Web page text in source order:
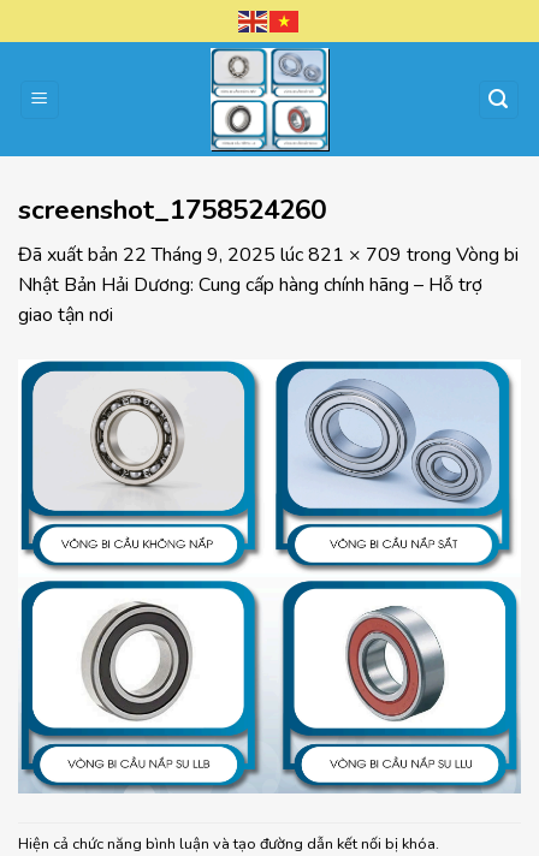
đến
dung
screenshot_1758524260
Đã xuất bản 22 Tháng 9, 2025 lúc821 × 709 trong Vòng bi
Nhật Bản Hải Dương: Cung cấp hàng chính hãng – Hỗ trợ
giao tận nơi
Hiện cả chức năng bình luận và tạo đường dẫn kết nối bị khóa.